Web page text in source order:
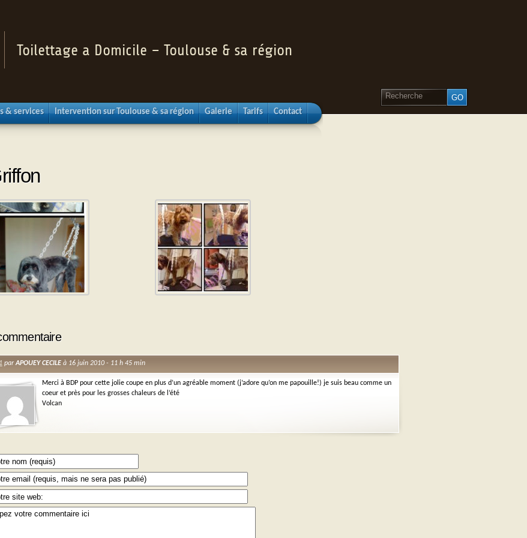
Toilettage a Domicile – Toulouse & sa région
& services Intervention sur Toulouse & sa région Galerie Tarifs Contact
parAPOUEY CECILEà 16 juin 2010 - 11 h 45 min
Merci à BDP pour cette jolie coupe en plus d’un agréable moment (j’adore qu’on me papouille!) je suis beau comme un
coeur et près pour les grosses chaleurs de l’été
Volcan